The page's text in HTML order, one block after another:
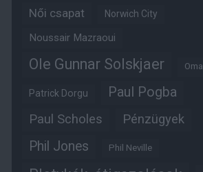
Női csapat Norwich City
Noussair Mazraoui
Ole Gunnar Solskjaer
Patrick Dorgu Paul Pogba
Paul Scholes Pénzügyek
Phil Jones Phil Neville